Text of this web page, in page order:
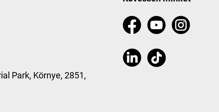
Park, Környe, 2851,